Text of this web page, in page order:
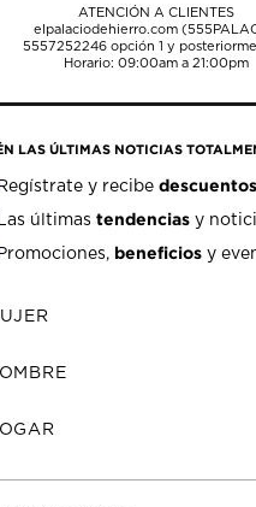
ATENCIÓN A CLIENTES
elpalaciodehierro.com
5557252246opción 1 y
Horario: 09:00am a 21:00pm
LAS ÚLTIMAS NOTICIAS
Regístrate y recibe
Las últimastendencias y
Promociones, beneficios y